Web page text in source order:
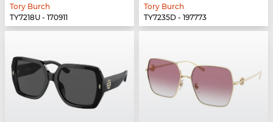
Tory Burch
TY7218U - 170911
Tory Burch
TY7235D - 197773